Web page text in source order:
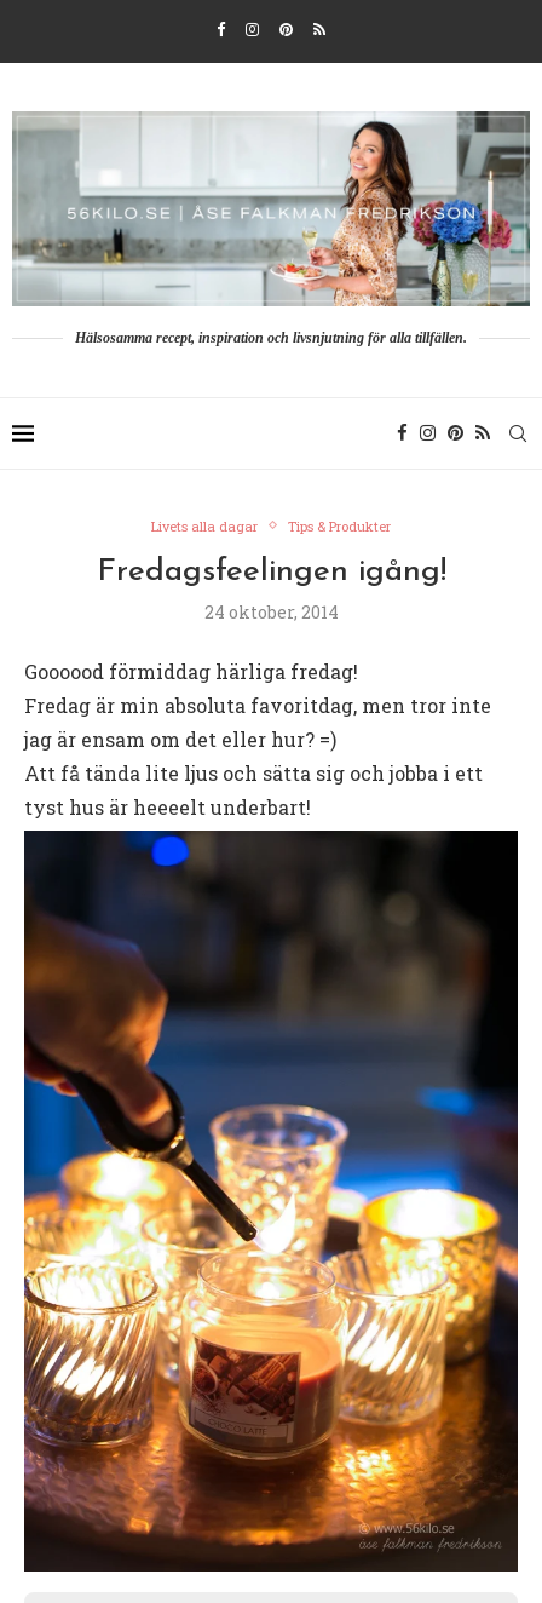
Hälsosamma recept, inspiration och livsnjutning för alla tillfällen.
Livets alla dagar Tips & Produkter
Fredagsfeelingen igång!
24 oktober, 2014
Goooood förmiddag härliga fredag!
Fredag är min absoluta favoritdag, men tror inte
jag är ensam om det eller hur? =)
Att få tända lite ljus och sätta sig och jobba i ett
tyst hus är heeeelt underbart!